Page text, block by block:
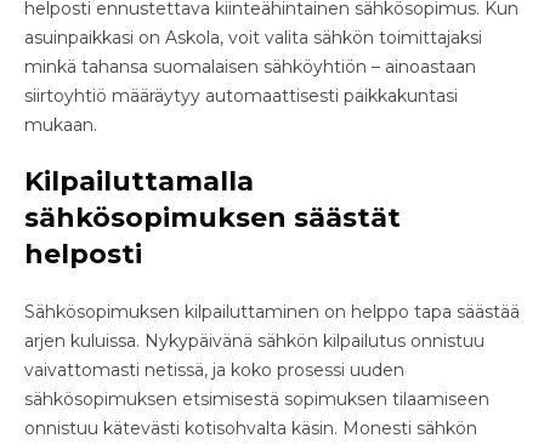
helposti ennustettava kiinteähintainen sähkösopimus. Kun
asuinpaikkasi on Askola, voit valita sähkön toimittajaksi
minkä tahansa suomalaisen sähköyhtiön – ainoastaan
siirtoyhtiö määräytyy automaattisesti paikkakuntasi
mukaan.
Kilpailuttamalla
sähkösopimuksen säästät
helposti
Sähkösopimuksen kilpailuttaminen on helppo tapa säästää
arjen kuluissa. Nykypäivänä sähkön kilpailutus onnistuu
vaivattomasti netissä, ja koko prosessi uuden
sähkösopimuksen etsimisestä sopimuksen tilaamiseen
onnistuu kätevästi kotisohvalta käsin. Monesti sähkön